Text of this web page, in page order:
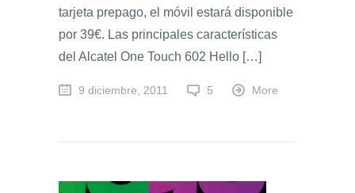
tarjeta prepago, el móvil estará disponible
por 39€. Las principales características
del Alcatel One Touch 602 Hello […]
9 diciembre, 2011 5 More